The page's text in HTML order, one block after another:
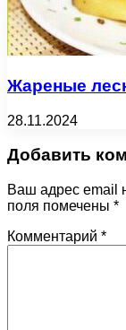
Жареные
28.11.2024
Добавить
Ваш адрес email
поля помечены *
Комментарий *